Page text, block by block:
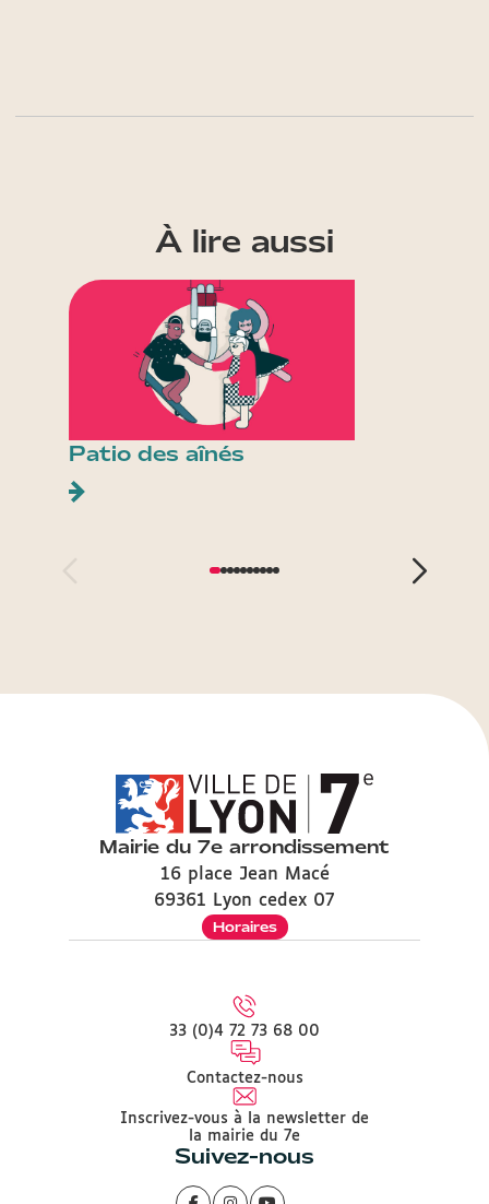
À lire aussi
Patio des aînés
Mairie du 7e arrondissement
16 place Jean Macé
69361 Lyon cedex 07
Horaires
33 (0)4 72 73 68 00
Contactez-nous
Inscrivez-vous à la newsletter de
la mairie du 7e
Suivez-nous